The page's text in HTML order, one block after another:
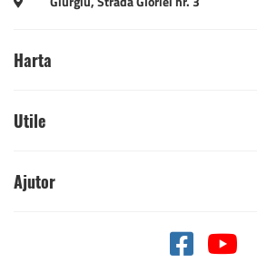
Harta
Utile
Ajutor